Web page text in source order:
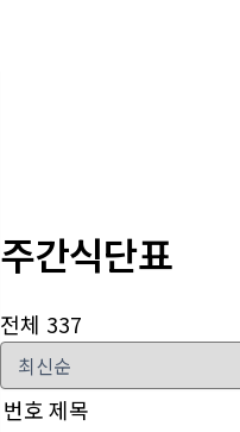
주간식단표
전체 337
번호제목